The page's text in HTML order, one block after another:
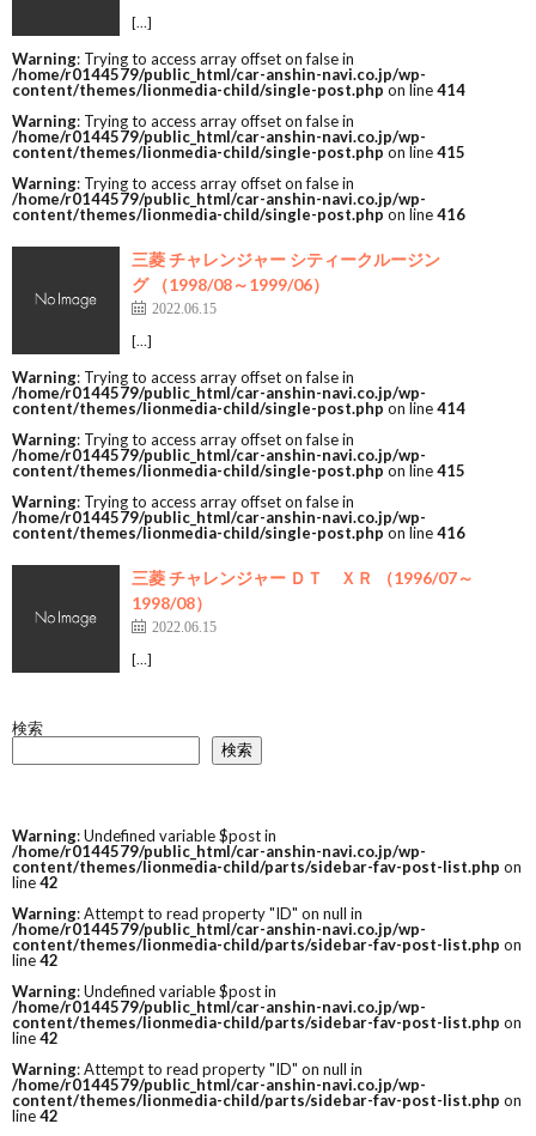
[…]
Warning: Trying to access array offset on false in
/home/r0144579/public_html/car-anshin-navi.co.jp/wp-
content/themes/lionmedia-child/single-post.php on line414
Warning: Trying to access array offset on false in
/home/r0144579/public_html/car-anshin-navi.co.jp/wp-
content/themes/lionmedia-child/single-post.php on line415
Warning: Trying to access array offset on false in
/home/r0144579/public_html/car-anshin-navi.co.jp/wp-
content/themes/lionmedia-child/single-post.php on line416
三菱 チャレンジャー シティークルージン
グ （1998/08～1999/06）
2022.06.15
[…]
Warning: Trying to access array offset on false in
/home/r0144579/public_html/car-anshin-navi.co.jp/wp-
content/themes/lionmedia-child/single-post.php on line414
Warning: Trying to access array offset on false in
/home/r0144579/public_html/car-anshin-navi.co.jp/wp-
content/themes/lionmedia-child/single-post.php on line415
Warning: Trying to access array offset on false in
/home/r0144579/public_html/car-anshin-navi.co.jp/wp-
content/themes/lionmedia-child/single-post.php on line416
三菱 チャレンジャー ＤＴ ＸＲ （1996/07～
1998/08）
2022.06.15
[…]
検索
検索
Warning: Undefined variable $post in
/home/r0144579/public_html/car-anshin-navi.co.jp/wp-
content/themes/lionmedia-child/parts/sidebar-fav-post-list.php on
line42
Warning: Attempt to read property "ID" on null in
/home/r0144579/public_html/car-anshin-navi.co.jp/wp-
content/themes/lionmedia-child/parts/sidebar-fav-post-list.php on
line42
Warning: Undefined variable $post in
/home/r0144579/public_html/car-anshin-navi.co.jp/wp-
content/themes/lionmedia-child/parts/sidebar-fav-post-list.php on
line42
Warning: Attempt to read property "ID" on null in
/home/r0144579/public_html/car-anshin-navi.co.jp/wp-
content/themes/lionmedia-child/parts/sidebar-fav-post-list.php on
line42